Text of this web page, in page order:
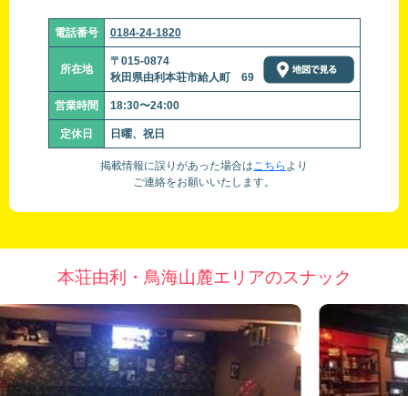
電話番号 0184-24-1820
所在地
〒015-0874
秋田県由利本荘市給人町 69
営業時間 18:30〜24:00
定休日 日曜、祝日
掲載情報に誤りがあった場合はこちら より
ご連絡をお願いいたします。
本荘由利・鳥海山麓エリアのスナック